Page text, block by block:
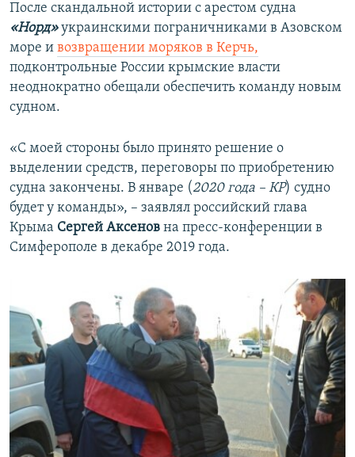
После скандальной истории с арестом судна
«Норд»украинскими пограничниками в Азовском
море и возвращении моряков в Керчь,
подконтрольные России крымские власти
неоднократно обещали обеспечить команду новым
судном.
«С моей стороны было принято решение о
выделении средств, переговоры по приобретению
судна закончены. В январе (2020 года – КР) судно
будет у команды», – заявлял российский глава
Крыма Сергей Аксенов на пресс-конференции в
Симферополе в декабре 2019 года.